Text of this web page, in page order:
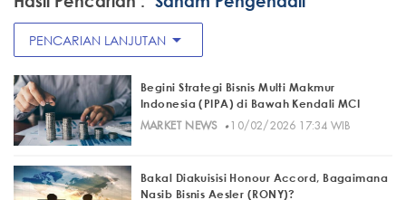
PENCARIAN LANJUTAN arrow_drop_down
Begini Strategi Bisnis Multi Makmur
Indonesia (PIPA) di Bawah Kendali MCI
MARKET NEWS· 10/02/2026 17:34 WIB
Bakal Diakuisisi Honour Accord, Bagaimana
Nasib Bisnis Aesler (RONY)?